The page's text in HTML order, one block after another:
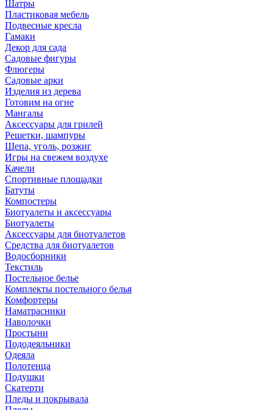
Шатры
Пластиковая мебель
Подвесные кресла
Гамаки
Декор для сада
Садовые фигуры
Флюгеры
Садовые арки
Изделия из дерева
Готовим на огне
Мангалы
Аксессуары для грилей
Решетки, шампуры
Щепа, уголь, розжиг
Игры на свежем воздухе
Качели
Спортивные площадки
Батуты
Компостеры
Биотуалеты и аксессуары
Биотуалеты
Аксессуары для биотуалетов
Средства для биотуалетов
Водосборники
Текстиль
Постельное белье
Комплекты постельного белья
Комфортеры
Наматрасники
Наволочки
Простыни
Пододеяльники
Одеяла
Полотенца
Подушки
Скатерти
Пледы и покрывала